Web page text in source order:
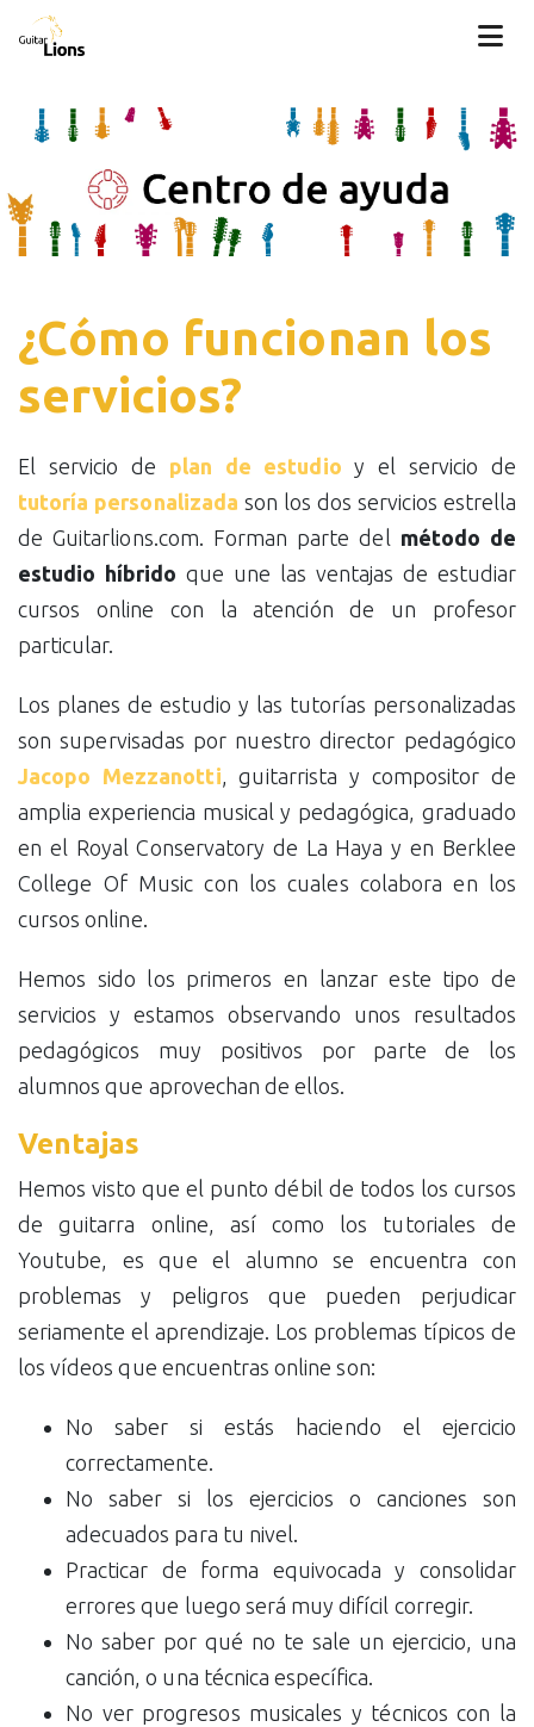
¿Cómo funcionan los
servicios?
El servicio de plan de estudio y el servicio de
tutoría personalizada son los dos servicios estrella
de Guitarlions.com. Forman parte del método de
estudio híbrido que une las ventajas de estudiar
cursos online con la atención de un profesor
particular.
Los planes de estudio y las tutorías personalizadas
son supervisadas por nuestro director pedagógico
Jacopo Mezzanotti, guitarrista y compositor de
amplia experiencia musical y pedagógica, graduado
en el Royal Conservatory de La Haya y en Berklee
College Of Music con los cuales colabora en los
cursos online.
Hemos sido los primeros en lanzar este tipo de
servicios y estamos observando unos resultados
pedagógicos muy positivos por parte de los
alumnos que aprovechan de ellos.
Ventajas
Hemos visto que el punto débil de todos los cursos
de guitarra online, así como los tutoriales de
Youtube, es que el alumno se encuentra con
problemas y peligros que pueden perjudicar
seriamente el aprendizaje. Los problemas típicos de
los vídeos que encuentras online son:
No saber si estás haciendo el ejercicio
correctamente.
No saber si los ejercicios o canciones son
adecuados para tu nivel.
Practicar de forma equivocada y consolidar
errores que luego será muy difícil corregir.
No saber por qué no te sale un ejercicio, una
canción, o una técnica específica.
No ver progresos musicales y técnicos con la